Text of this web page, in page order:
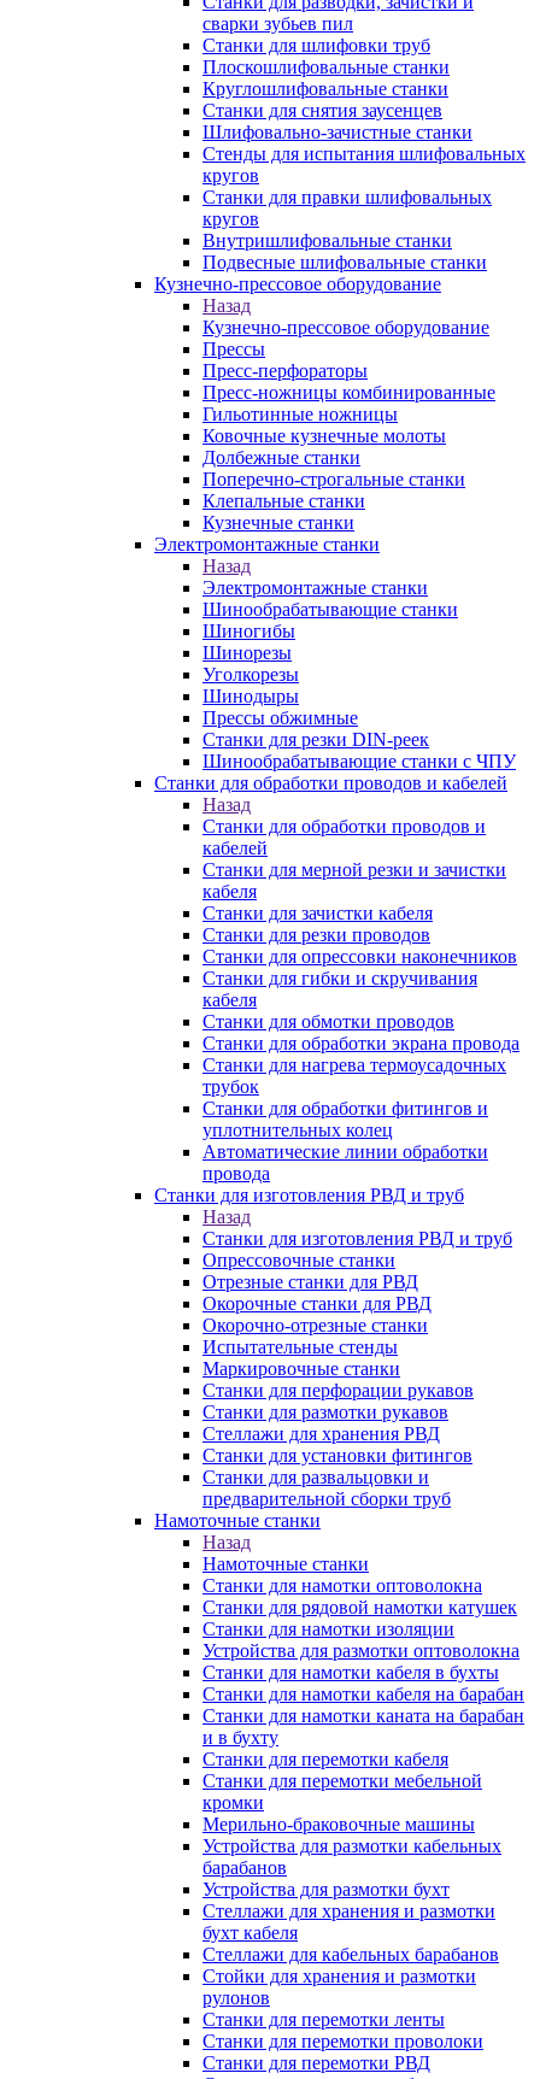
сварки зубьев пил
Станки для шлифовки труб
Плоскошлифовальные станки
Круглошлифовальные станки
Станки для снятия заусенцев
Шлифовально-зачистные станки
Стенды для испытания шлифовальных
кругов
Станки для правки шлифовальных
кругов
Внутришлифовальные станки
Подвесные шлифовальные станки
Кузнечно-прессовое оборудование
Назад
Кузнечно-прессовое оборудование
Прессы
Пресс-перфораторы
Пресс-ножницы комбинированные
Гильотинные ножницы
Ковочные кузнечные молоты
Долбежные станки
Поперечно-строгальные станки
Клепальные станки
Кузнечные станки
Электромонтажные станки
Назад
Электромонтажные станки
Шинообрабатывающие станки
Шиногибы
Шинорезы
Уголкорезы
Шинодыры
Прессы обжимные
Станки для резки DIN-реек
Шинообрабатывающие станки с ЧПУ
Станки для обработки проводов и кабелей
Назад
Станки для обработки проводов и
кабелей
Станки для мерной резки и зачистки
кабеля
Станки для зачистки кабеля
Станки для резки проводов
Станки для опрессовки наконечников
Станки для гибки и скручивания
кабеля
Станки для обмотки проводов
Станки для обработки экрана провода
Станки для нагрева термоусадочных
трубок
Станки для обработки фитингов и
уплотнительных колец
Автоматические линии обработки
провода
Станки для изготовления РВД и труб
Назад
Станки для изготовления РВД и труб
Опрессовочные станки
Отрезные станки для РВД
Окорочные станки для РВД
Окорочно-отрезные станки
Испытательные стенды
Маркировочные станки
Станки для перфорации рукавов
Станки для размотки рукавов
Стеллажи для хранения РВД
Станки для установки фитингов
Станки для развальцовки и
предварительной сборки труб
Намоточные станки
Назад
Намоточные станки
Станки для намотки оптоволокна
Станки для рядовой намотки катушек
Станки для намотки изоляции
Устройства для размотки оптоволокна
Станки для намотки кабеля в бухты
Станки для намотки кабеля на барабан
Станки для намотки каната на барабан
и в бухту
Станки для перемотки кабеля
Станки для перемотки мебельной
кромки
Мерильно-браковочные машины
Устройства для размотки кабельных
барабанов
Устройства для размотки бухт
Стеллажи для хранения и размотки
бухт кабеля
Стеллажи для кабельных барабанов
Стойки для хранения и размотки
рулонов
Станки для перемотки ленты
Станки для перемотки проволоки
Станки для перемотки РВД